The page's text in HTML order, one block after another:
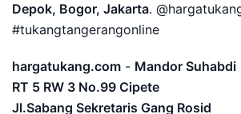
Depok, Bogor, Jakarta.
#tukangtangerangonline
hargatukang.com - Mandor Suhabdi
RT 5 RW 3 No.99 Cipete
Jl.Sabang Sekretaris Gang Rosid